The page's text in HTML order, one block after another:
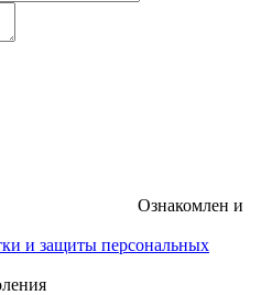
Ознакомлен и
и защиты персональных